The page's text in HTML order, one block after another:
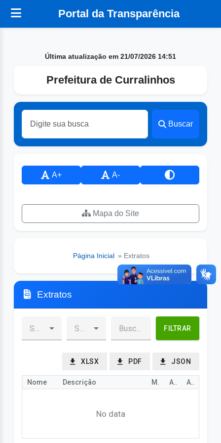
Portal da Transparência
Última atualização em 21/07/2026 14:51
Prefeitura de Curralinhos
Buscar
A+ A-
Mapa do Site
Página Inicial » Extratos
Extratos
FILTRAR
XLSX PDF JSON
Nome Descrição Mês Ano Arquivo
No data